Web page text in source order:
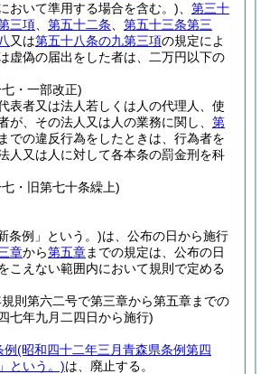
おいて準用する場合を含む。)
第三十
三項 第五十二条
第五十三条第三
又は第五十八条の九第三項の規定によ
虚偽の届出をした者は、二万円以下の
・一部改正)
表者又は法人若しくは人の代理人、使
が、その法人又は人の業務に関し、 第
までの違反行為をしたときは、行為者を
人又は人に対して各本条の罰金刑を科
・旧第七十条繰上)
条例」という。)は、公布の日から施行
章から第五章までの規定は、公布の日
こえない範囲内において規則で定める
則第六二号で第三章から第五章までの
七年九月二四日から施行)
(昭和四十二年三月青森県条例第四
という。)は、廃止する。